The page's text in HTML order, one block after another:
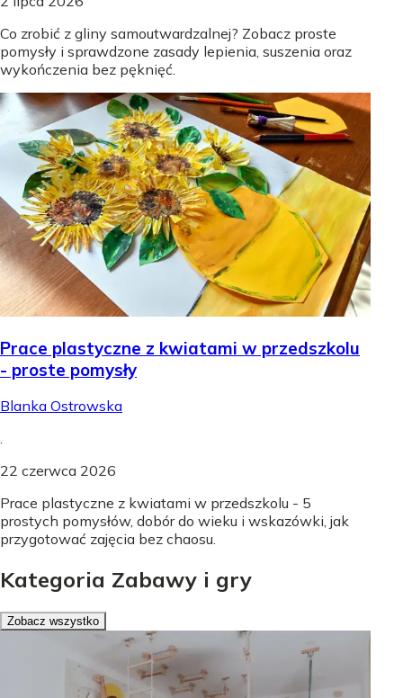
Co zrobić z gliny samoutwardzalnej? Zobacz proste
pomysły i sprawdzone zasady lepienia, suszenia oraz
wykończenia bez pęknięć.
Prace plastyczne z kwiatami w przedszkolu
- proste pomysły
Blanka Ostrowska
.
22 czerwca 2026
Prace plastyczne z kwiatami w przedszkolu - 5
prostych pomysłów, dobór do wieku i wskazówki, jak
przygotować zajęcia bez chaosu.
Kategoria Zabawy i gry
Zobacz wszystko